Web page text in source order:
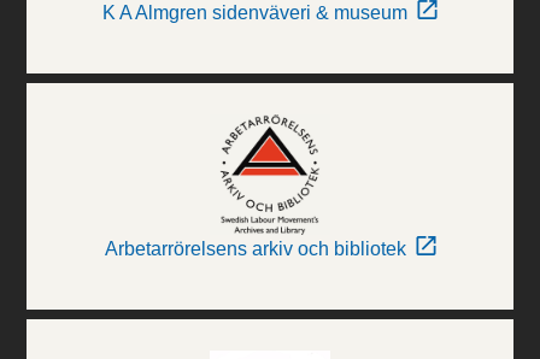
K A Almgren sidenväveri & museum
Arbetarrörelsens arkiv och bibliotek